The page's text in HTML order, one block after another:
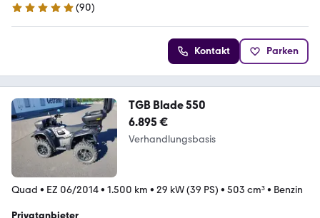
5 Sterne
(90)
Kontakt Parken
TGB Blade 550
6.895 €
Verhandlungsbasis
Quad • EZ 06/2014• 1.500 km • 29 kW (39 PS) • 503 cm³• Benzin
Privatanbieter